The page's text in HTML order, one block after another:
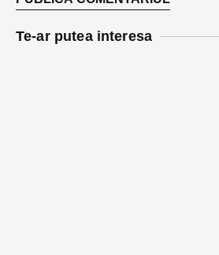
Te-ar putea interesa